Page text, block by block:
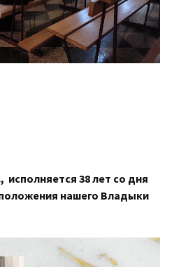
исполняется 38 лет со дня
нашего Владыки